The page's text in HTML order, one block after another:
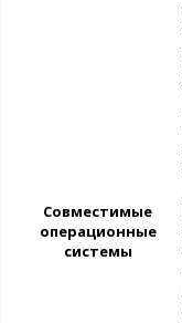
Совместимые
операционные
системы